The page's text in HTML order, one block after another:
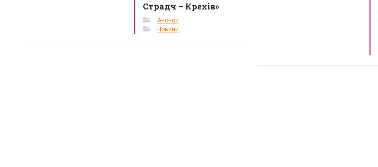
Страдч – Крехів»
Анонси
Новини